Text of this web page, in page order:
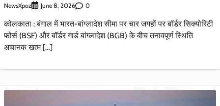
NewsXpoz June 8, 2026 0
कोलकाता : बंगाल में भारत-बांग्लादेश सीमा पर चार जगहों पर बॉर्डर सिक्योरिटी
फोर्स (BSF) और बॉर्डर गार्ड बांग्लादेश (BGB) के बीच तनावपूर्ण स्थिति
अचानक खत्म […]